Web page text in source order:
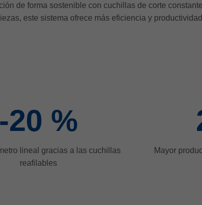
de forma sostenible con cuchillas de corte
este sistema ofrece más eficiencia y
-20 %
lineal gracias a las cuchillas
reafilables
Mayor